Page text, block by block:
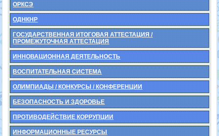
ОРКСЭ
ОДНКНР
ГОСУДАРСТВЕННАЯ ИТОГОВАЯ АТТЕСТАЦИЯ /
ПРОМЕЖУТОЧНАЯ АТТЕСТАЦИЯ
ИННОВАЦИОННАЯ ДЕЯТЕЛЬНОСТЬ
ВОСПИТАТЕЛЬНАЯ СИСТЕМА
ОЛИМПИАДЫ / КОНКУРСЫ / КОНФЕРЕНЦИИ
БЕЗОПАСНОСТЬ И ЗДОРОВЬЕ
ПРОТИВОДЕЙСТВИЕ КОРРУПЦИИ
ИНФОРМАЦИОННЫЕ РЕСУРСЫ